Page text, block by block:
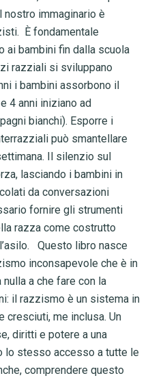
nostro immaginario è
È fondamentale
ai bambini fin dalla scuola
razziali si sviluppano
i bambini assorbono il
4 anni iniziano ad
bianchi). Esporre i
può smantellare
Il silenzio sul
lasciando i bambini in
da conversazioni
fornire gli strumenti
razza come costrutto
Questo libro nasce
inconsapevole che è in
a che fare con la
il razzismo è un sistema in
cresciuti, me inclusa. Un
diritti e potere a una
lo stesso accesso a tutte le
comprendere questo